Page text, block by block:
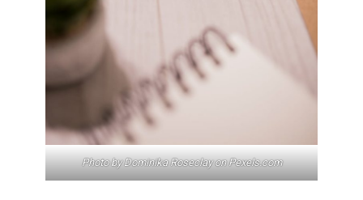
Photo by Dominika Roseclay onPexels.com